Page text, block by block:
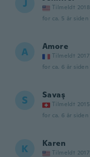
J Tilmeldt 2018
for ca. 5 år siden
A Amore
Tilmeldt 2017
for ca. 6 år siden
S Savaş
Tilmeldt 2015
for ca. 6 år siden
K Karen
Tilmeldt 2017